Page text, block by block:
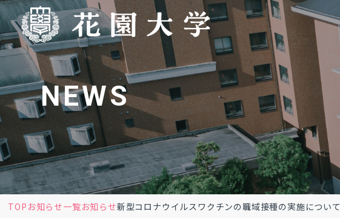
NEWS
TOP お知らせ一覧お知らせ新型コロナウイルスワクチンの職域接種の実施について